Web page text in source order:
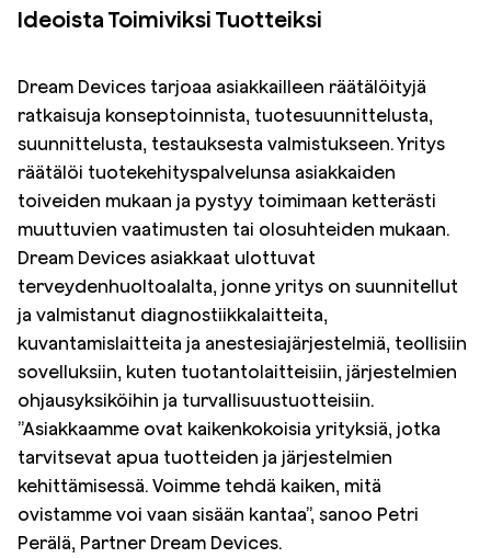
Ideoista Toimiviksi Tuotteiksi
Dream Devices tarjoaa asiakkailleen räätälöityjä
ratkaisuja konseptoinnista, tuotesuunnittelusta,
suunnittelusta, testauksesta valmistukseen. Yritys
räätälöi tuotekehityspalvelunsa asiakkaiden
toiveiden mukaan ja pystyy toimimaan ketterästi
muuttuvien vaatimusten tai olosuhteiden mukaan.
Dream Devices asiakkaat ulottuvat
terveydenhuoltoalalta, jonne yritys on suunnitellut
ja valmistanut diagnostiikkalaitteita,
kuvantamislaitteita ja anestesiajärjestelmiä, teollisiin
sovelluksiin, kuten tuotantolaitteisiin, järjestelmien
ohjausyksiköihin ja turvallisuustuotteisiin.
”Asiakkaamme ovat kaikenkokoisia yrityksiä, jotka
tarvitsevat apua tuotteiden ja järjestelmien
kehittämisessä. Voimme tehdä kaiken, mitä
ovistamme voi vaan sisään kantaa”, sanoo Petri
Perälä, Partner Dream Devices.